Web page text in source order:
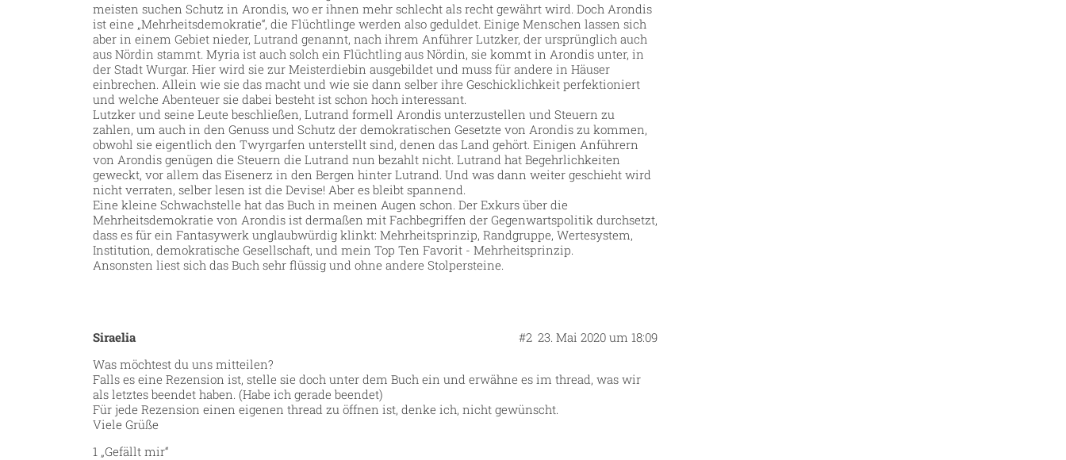
meisten suchen Schutz in Arondis, wo er ihnen mehr schlecht als recht gewährt wird. Doch Arondis
ist eine „Mehrheitsdemokratie“, die Flüchtlinge werden also geduldet. Einige Menschen lassen sich
aber in einem Gebiet nieder, Lutrand genannt, nach ihrem Anführer Lutzker, der ursprünglich auch
aus Nördin stammt. Myria ist auch solch ein Flüchtling aus Nördin, sie kommt in Arondis unter, in
der Stadt Wurgar. Hier wird sie zur Meisterdiebin ausgebildet und muss für andere in Häuser
einbrechen. Allein wie sie das macht und wie sie dann selber ihre Geschicklichkeit perfektioniert
und welche Abenteuer sie dabei besteht ist schon hoch interessant.
Lutzker und seine Leute beschließen, Lutrand formell Arondis unterzustellen und Steuern zu
zahlen, um auch in den Genuss und Schutz der demokratischen Gesetzte von Arondis zu kommen,
obwohl sie eigentlich den Twyrgarfen unterstellt sind, denen das Land gehört. Einigen Anführern
von Arondis genügen die Steuern die Lutrand nun bezahlt nicht. Lutrand hat Begehrlichkeiten
geweckt, vor allem das Eisenerz in den Bergen hinter Lutrand. Und was dann weiter geschieht wird
nicht verraten, selber lesen ist die Devise! Aber es bleibt spannend.
Eine kleine Schwachstelle hat das Buch in meinen Augen schon. Der Exkurs über die
Mehrheitsdemokratie von Arondis ist dermaßen mit Fachbegriffen der Gegenwartspolitik durchsetzt,
dass es für ein Fantasywerk unglaubwürdig klinkt: Mehrheitsprinzip, Randgruppe, Wertesystem,
Institution, demokratische Gesellschaft, und mein Top Ten Favorit - Mehrheitsprinzip.
Ansonsten liest sich das Buch sehr flüssig und ohne andere Stolpersteine.
Siraelia 23. Mai 2020 um 18:09
#2
Was möchtest du uns mitteilen?
Falls es eine Rezension ist, stelle sie doch unter dem Buch ein und erwähne es im thread, was wir
als letztes beendet haben. (Habe ich gerade beendet)
Für jede Rezension einen eigenen thread zu öffnen ist, denke ich, nicht gewünscht.
Viele Grüße
1 „Gefällt mir“